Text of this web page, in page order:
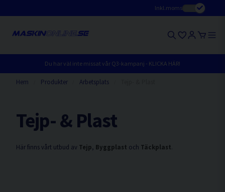
Inkl.moms
Du har väl inte missat vår Q3-kampanj - KLICKA HÄR!
Hem Produkter Arbetsplats
Tejp- & Plast
Här finns vårt utbud av Tejp, Byggplast och Täckplast